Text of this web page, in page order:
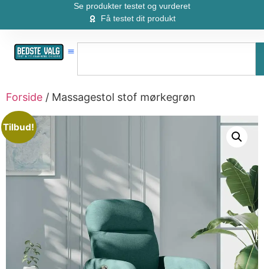
Se produkter testet og vurderet
Få testet dit produkt
Forside / Massagestol stof mørkegrøn
Tilbud!